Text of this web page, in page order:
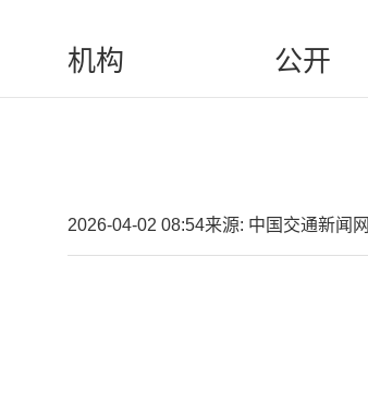
机构 公开
2026-04-02 08:54来源: 中国交通新闻网